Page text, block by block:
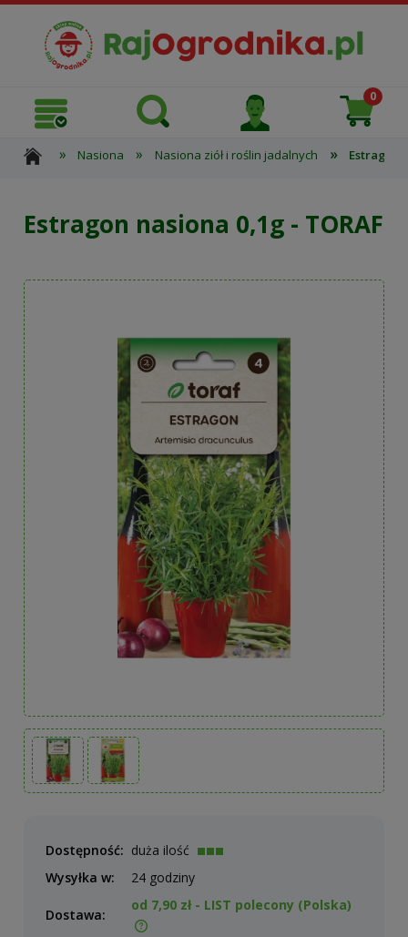
» Nasiona » Nasiona ziół i roślin jadalnych » Estragon
Estragon nasiona 0,1g - TORAF
Dostępność: duża ilość
Wysyłka w:
24 godziny
Dostawa:
od 7,90 zł - LIST polecony (Polska)